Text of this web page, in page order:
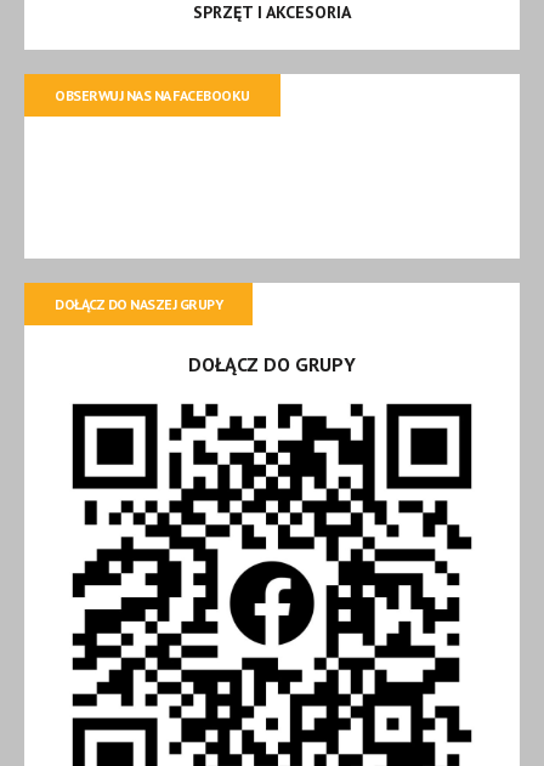
SPRZĘT I AKCESORIA
OBSERWUJ NAS NA FACEBOOKU
DOŁĄCZ DO NASZEJ GRUPY
DOŁĄCZ DO GRUPY